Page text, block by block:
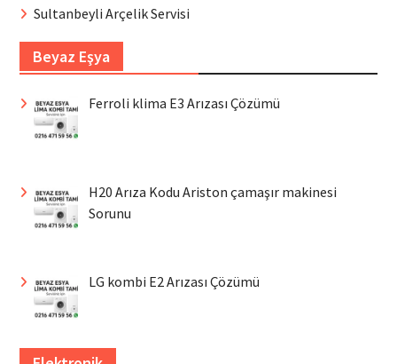
Sultanbeyli Arçelik Servisi
Beyaz Eşya
Ferroli klima E3 Arızası Çözümü
H20 Arıza Kodu Ariston çamaşır makinesi
Sorunu
LG kombi E2 Arızası Çözümü